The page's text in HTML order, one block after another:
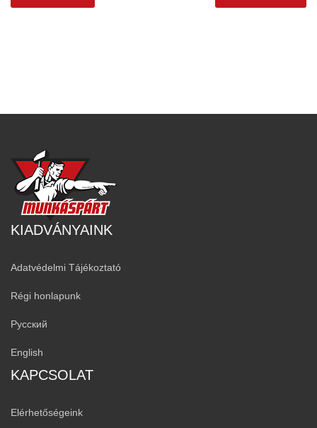
KIADVÁNYAINK
Adatvédelmi Tájékoztató
Régi honlapunk
Русский
English
KAPCSOLAT
Elérhetőségeink